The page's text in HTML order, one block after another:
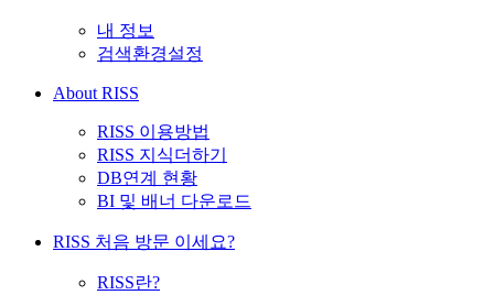
내 정보
검색환경설정
About RISS
RISS 이용방법
RISS 지식더하기
DB연계 현황
BI 및 배너 다운로드
RISS 처음 방문 이세요?
RISS란?